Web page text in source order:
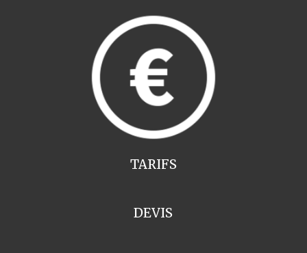
TARIFS
DEVIS